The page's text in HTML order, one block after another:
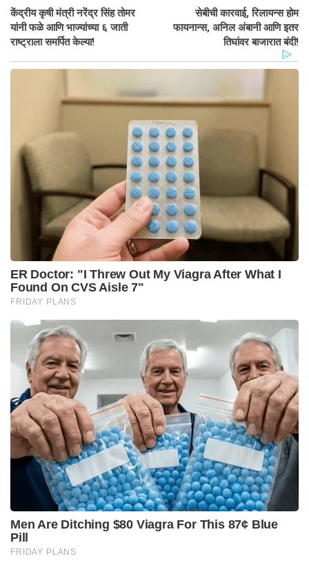
केंद्रीय कृषी मंत्री नरेंद्र सिंह तोमर
यांनी फळे आणि भाज्यांच्या ६ जाती
राष्ट्राला समर्पित केल्या!
सेबीची कारवाई, रिलायन्स होम
फायनान्स, अनिल अंबानी आणि इतर
तिघांवर बाजारात बंदी!